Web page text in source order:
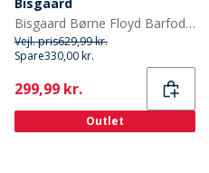
Bisgaard Børne Floyd Barfodssandaler Cacao
Vejl. pris629,99 kr.
Spare330,00 kr.
Current
299,99 kr.
Outlet